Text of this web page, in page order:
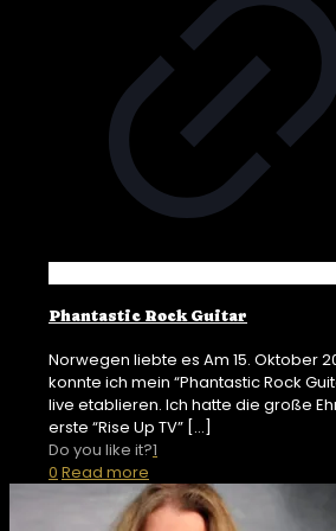
Phantastic Rock Guitar
Norwegen liebte es Am 15. Oktober
konnte ich mein “Phantastic Rock
live etablieren. Ich hatte die große
erste “Rise Up TV” […]
Do you like it?1
0 Read more